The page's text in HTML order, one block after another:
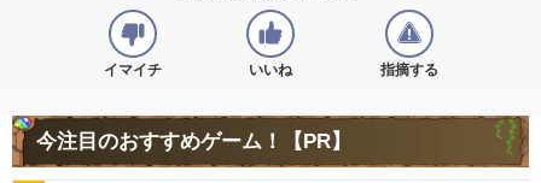
イマイチ いいね 指摘する
今注目のおすすめゲーム！【PR】